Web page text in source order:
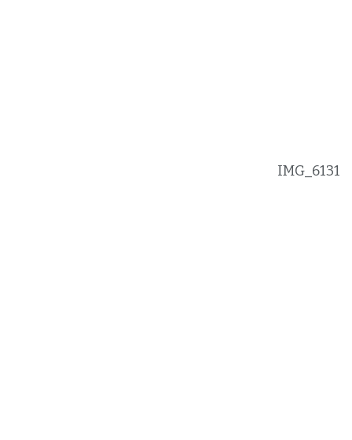
IMG_6131